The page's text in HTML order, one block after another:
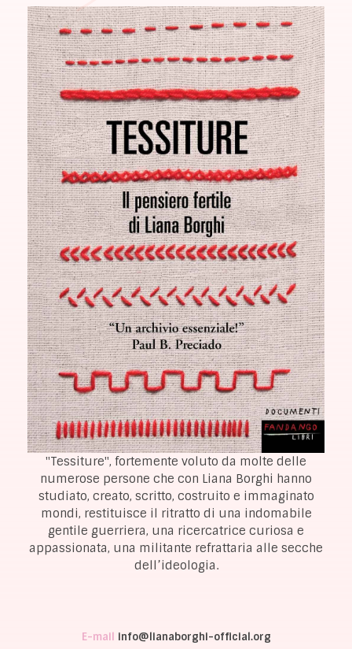
"Tessiture", fortemente voluto da molte delle
numerose persone che con Liana Borghi hanno
studiato, creato, scritto, costruito e immaginato
mondi, restituisce il ritratto di una indomabile
gentile guerriera, una ricercatrice curiosa e
appassionata, una militante refrattaria alle secche
dell’ideologia.
E-mail info@lianaborghi-official.org